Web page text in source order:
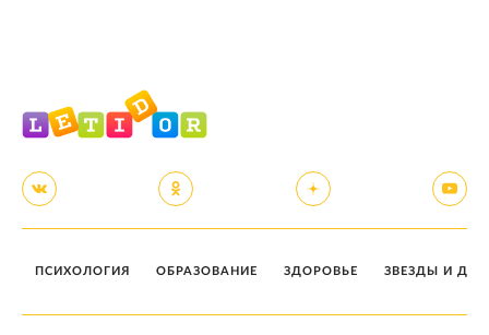
ПСИХОЛОГИЯ ОБРАЗОВАНИЕ ЗДОРОВЬЕ ЗВЕЗДЫ И